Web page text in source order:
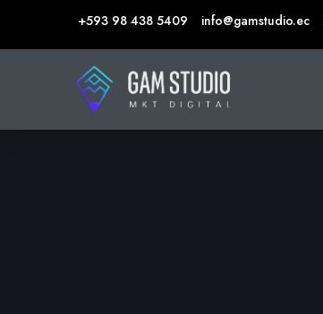
+593 98 438 5409 info@gamstudio.ec